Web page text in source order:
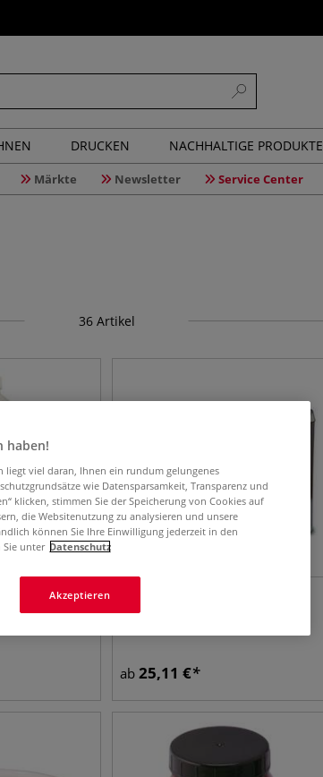
DRUCKEN NACHHALTIGE PRODUKTE
Märkte Newsletter Service Center
36 Artikel
GERSTAECKER Leinöl natur
ab 25,11 €
haben!
liegt viel daran, Ihnen ein rundum gelungenes
wie Datensparsamkeit, Transparenz und
klicken, stimmen Sie der Speicherung von Cookies auf
die Websitenutzung zu analysieren und unsere
können Sie Ihre Einwilligung jederzeit in den
Sie unter Datenschutz
Akzeptieren